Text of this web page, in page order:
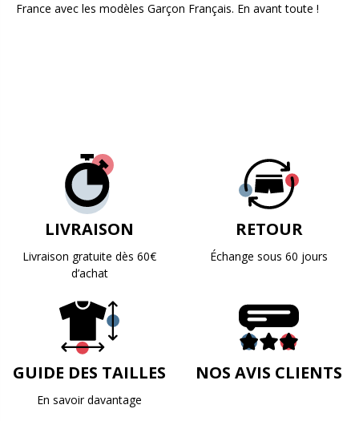
France avec les modèles Garçon Français. En avant toute !
LIVRAISON
Livraison gratuite dès 60€
d’achat
RETOUR
Échange sous 60 jours
GUIDE DES TAILLES
En savoir davantage
NOS AVIS CLIENTS